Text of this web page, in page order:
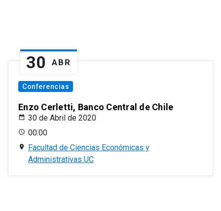
30 ABR
Conferencias
Enzo Cerletti, Banco Central de Chile
30 de Abril de 2020
00:00
Facultad de Ciencias Económicas y
Administrativas UC